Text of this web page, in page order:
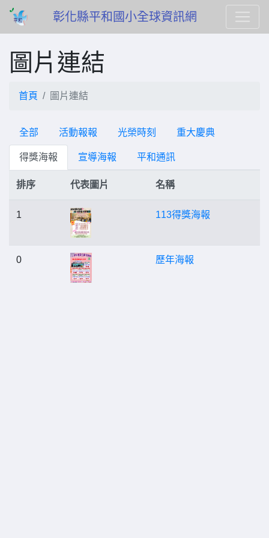
彰化縣平和國小全球資訊網
圖片連結
首頁 圖片連結
全部 活動報報 光榮時刻 重大慶典
得獎海報 宣導海報 平和通訊
排序 代表圖片 名稱
1 113得獎海報
0 歷年海報